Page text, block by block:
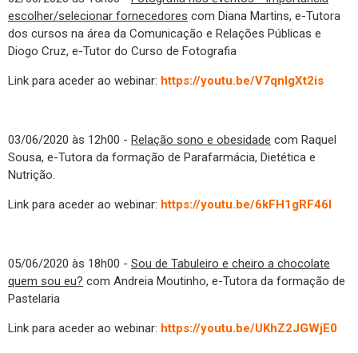
escolher/selecionar fornecedores com Diana Martins, e-Tutora
dos cursos na área da Comunicação e Relações Públicas e
Diogo Cruz, e-Tutor do Curso de Fotografia
Link para aceder ao webinar: https://youtu.be/V7qnlgXt2is
03/06/2020 às 12h00 - Relação sono e obesidade com Raquel
Sousa, e-Tutora da formação de Parafarmácia, Dietética e
Nutrição.
Link para aceder ao webinar: https://youtu.be/6kFH1gRF46I
05/06/2020 às 18h00 - Sou de Tabuleiro e cheiro a chocolate
quem sou eu? com Andreia Moutinho, e-Tutora da formação de
Pastelaria
Link para aceder ao webinar: https://youtu.be/UKhZ2JGWjE0